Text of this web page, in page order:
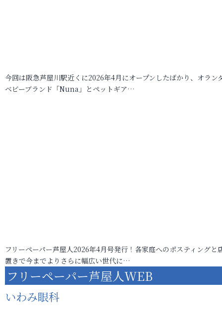
今回は阪急芦屋川駅近くに2026年4月にオープンしたばかり、オラン
ベビーブランド「Nuna」とペットギア…
フリーペーパー芦屋人2026年4月号発行！各家庭へのポスティングと
置きで今までよりさらに幅広い世代に…
フリーペーパー芦屋人WEB
いわみ眼科